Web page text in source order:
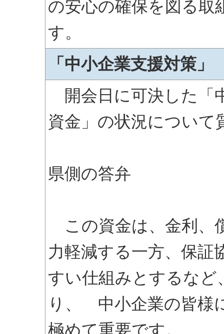
の安心の確保を図る取
す。
「中小企業支援対策」
開会日に可決した「
資金」の状況について
県側の答弁
この資金は、金利、
力軽減する一方、保証
すい仕組みとするなど
り、 中小企業の皆様
極めて重要です。